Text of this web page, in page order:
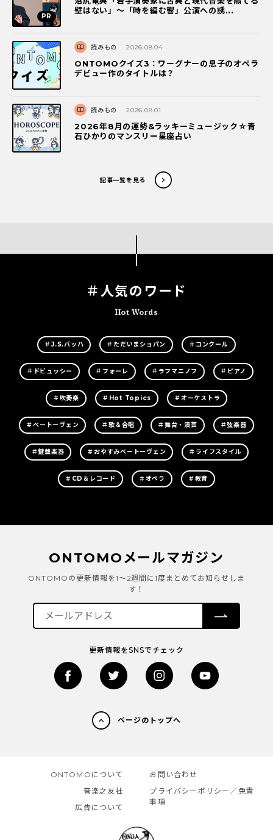
壁はない」～「時を編む響」公演への誘...
読みもの 2026.08.04
ONTOMOクイズ3：ワーグナーの息子のオペラ
デビュー作のタイトルは？
読みもの 2026.08.01
2026年8月の運勢&ラッキーミュージック☆青
石ひかりのマンスリー星座占い
記事一覧を見る
＃人気のワード
Hot Words
＃J.S.バッハ ＃ただいまショパン ＃コンクール
＃ドビュッシー ＃フォーレ ＃ラフマニノフ ＃ピアノ
＃吹奏楽 ＃Hot Topics ＃オーケストラ
＃ベートーヴェン ＃歌＆合唱 ＃舞台・演芸 ＃弦楽器
＃鍵盤楽器 ＃おやすみベートーヴェン ＃ライフスタイル
＃CD＆レコード ＃オペラ ＃教育
ONTOMOメールマガジン
ONTOMOの更新情報を1～2週間に1度まとめてお知らせしま
す！
更新情報をSNSでチェック
ページのトップへ
ONTOMOについて
音楽之友社
広告について
お問い合わせ
プライバシーポリシー／免責
事項